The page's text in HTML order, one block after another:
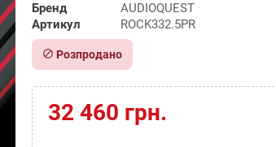
Бренд
AUDIOQUEST
Артикул
ROCK332.5PR
block Розпродано
32 460 грн.